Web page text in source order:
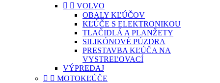
  VOLVO
OBALY KĽÚČOV
KĽÚČE S ELEKTRONIKOU
TLAČIDLÁ A PLANŽETY
SILIKÓNOVÉ PÚZDRA
PRESTAVBA KĽÚČA NA
VYSTREĽOVACÍ
VÝPREDAJ
  MOTOKĽÚČE